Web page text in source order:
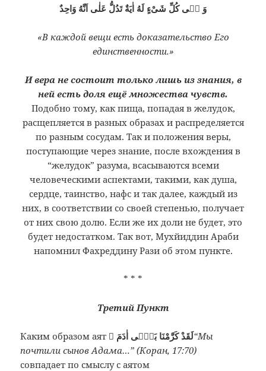
وَ فٖى كُلِّ شَىْءٍ لَهُ اٰيَةٌ تَدُلُّ عَلٰى اَنَّهُ وَاحِدٌ
«В каждой вещи есть доказательство Его
единственности.»
И вера не состоит только лишь из знания, в
ней есть доля ещё множества чувств.
Подобно тому, как пища, попадая в желудок,
расщепляется в разных образах и распределяется
по разным сосудам. Так и положения веры,
поступающие через знание, после вхождения в
“желудок” разума, всасываются всеми
человеческими аспектами, такими, как душа,
сердце, таинство, нафс и так далее, каждый из
них, в соответствии со своей степенью, получает
от них свою долю. Если же их доли не будет, это
будет недостатком. Так вот, Мухйиддин Араби
напомнил Фахреддину Рази об этом пункте.
* * *
Третий Пункт
Каким образом аят َلَقَدْ كَرَّمْنَا بَنٖٓى اٰدَمَ“Мы
почтили сынов Адама…” (Коран, 17:70)
совпадает по смыслу с аятом